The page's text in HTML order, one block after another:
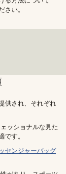
さい。
供され、それぞれ
ッショナルな見た
です。
センジャーバッグ